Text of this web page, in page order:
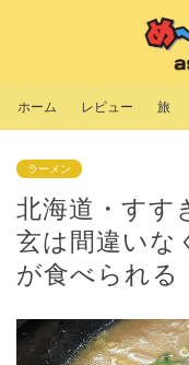
ホーム レビュー 旅
ラーメン
北海道・すす
玄は間違いな
が食べられる